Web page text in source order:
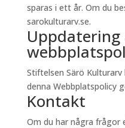
sparas i ett år. Om du
sarokulturarv.se.
Uppdatering
Stiftelsen Särö
denna Webbplatspolicy
Kontakt
Om du har några frågor